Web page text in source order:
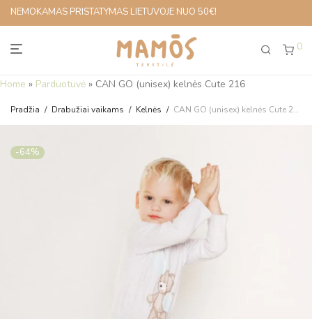
NEMOKAMAS PRISTATYMAS LIETUVOJE NUO 50€!
0
Home » Parduotuvė » CAN GO (unisex) kelnės Cute 216
Pradžia / Drabužiai vaikams / Kelnės / CAN GO (unisex) kelnės Cute 216
-64%